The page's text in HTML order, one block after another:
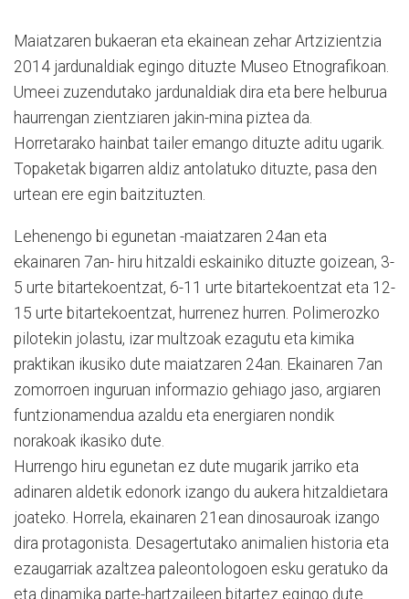
Maiatzaren bukaeran eta ekainean zehar Artzizientzia
2014 jardunaldiak egingo dituzte Museo Etnografikoan.
Umeei zuzendutako jardunaldiak dira eta bere helburua
haurrengan zientziaren jakin-mina piztea da.
Horretarako hainbat tailer emango dituzte aditu ugarik.
Topaketak bigarren aldiz antolatuko dituzte, pasa den
urtean ere egin baitzituzten.
Lehenengo bi egunetan -maiatzaren 24an eta
ekainaren 7an- hiru hitzaldi eskainiko dituzte goizean, 3-
5 urte bitartekoentzat, 6-11 urte bitartekoentzat eta 12-
15 urte bitartekoentzat, hurrenez hurren. Polimerozko
pilotekin jolastu, izar multzoak ezagutu eta kimika
praktikan ikusiko dute maiatzaren 24an. Ekainaren 7an
zomorroen inguruan informazio gehiago jaso, argiaren
funtzionamendua azaldu eta energiaren nondik
norakoak ikasiko dute.
Hurrengo hiru egunetan ez dute mugarik jarriko eta
adinaren aldetik edonork izango du aukera hitzaldietara
joateko. Horrela, ekainaren 21ean dinosauroak izango
dira protagonista. Desagertutako animalien historia eta
ezaugarriak azaltzea paleontologoen esku geratuko da
eta dinamika parte-hartzaileen bitartez egingo dute.